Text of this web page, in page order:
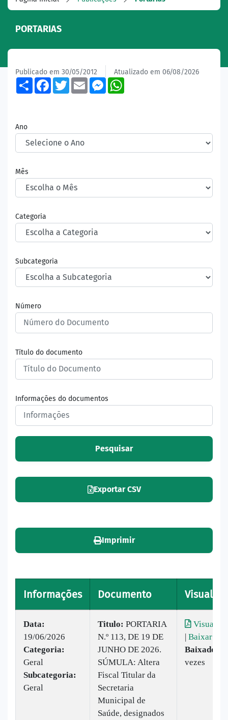
PORTARIAS
Publicado em 30/05/2012 Atualizado em 06/08/2026
ShareFacebook
TwitterEmailMessenger
Ano
Mês
Categoria
Subcategoria
Número
Título do documento
Informações do documentos
Pesquisar
Exportar CSV
Imprimir
Informações Documento
Data:
19/06/2026
Categoria:
Geral
Subcategoria:
Geral
Titulo: PORTARIA
N.º 113, DE 19 DE
JUNHO DE 2026.
SÚMULA: Altera
Fiscal Titular da
Secretaria
Municipal de
Saúde, designados
| Baixar
Baixado:
vezes